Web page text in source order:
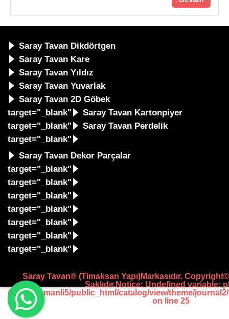
Saray Tavan Dikdörtgen
Saray Tavan Kare
Saray Tavan Yıldız
Saray Tavan Yuvarlak
Saray Tavan 2D Göbek
target="_blank"
Saray Tavan Kartonpiyer
target="_blank"
Saray Tavan Perdelik
target="_blank"
Saray Tavan Dekor Parçalar
target="_blank"
target="_blank"
target="_blank"
target="_blank"
target="_blank"
target="_blank"
target="_blank"
Saray Tavan® (Timaksan Yapı)Markasıdır.
Saklıdır.Notice: Undefined variable:
/home/osmanli5/public_html/catalog/view/theme/
on line 25